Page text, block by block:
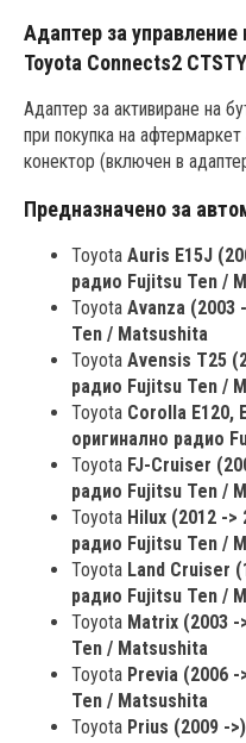
Адаптер за управление
Toyota Connects2
Адаптер за активиране на
при покупка на
конектор (включен в
Предназначено за
Toyota Auris E15J
радио Fujitsu Ten /
Toyota Avanza (2003
Ten / Matsushita
Toyota Avensis T25
радио Fujitsu Ten /
Toyota Corolla E120,
оригинално радио
Toyota FJ-Cruiser
радио Fujitsu Ten /
Toyota Hilux (2012 ->
радио Fujitsu Ten /
Toyota Land Cruiser
радио Fujitsu Ten /
Toyota Matrix (2003 -
Ten / Matsushita
Toyota Previa (2006
Ten / Matsushita
Toyota Prius (2009 -